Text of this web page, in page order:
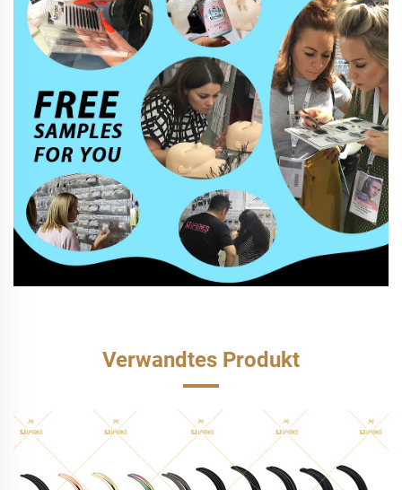
Verwandtes Produkt